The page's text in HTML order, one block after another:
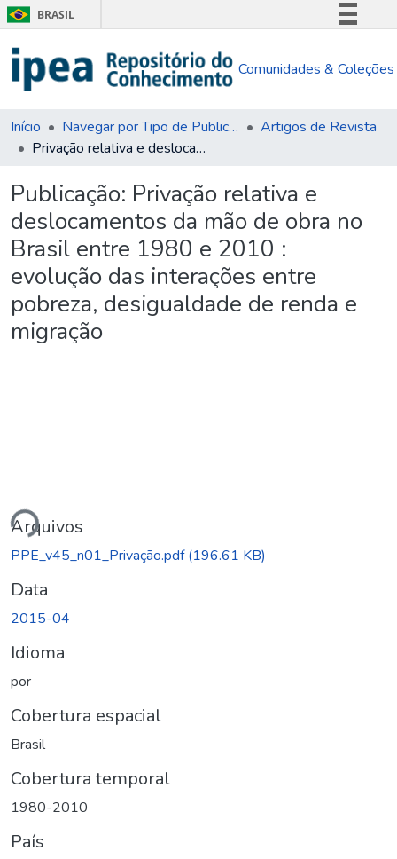
BRASIL
Comunica BR
Acesso à informação
Comunidades & Coleções
Início Navegar por Tipo de Publicação
Artigos de Revista
Privação relativa e deslocamentos da mão de obra no Brasil entre 1980 e 2010 : evolução das interações entre pobreza, desigualdade de renda e migração
Publicação: Privação relativa e
deslocamentos da mão de obra no
Brasil entre 1980 e 2010 :
evolução das interações entre
pobreza, desigualdade de renda e
migração
Arquivos
PPE_v45_n01_Privação.pdf(196.61 KB)
Data
2015-04
Idioma
por
Cobertura espacial
Brasil
Cobertura temporal
1980-2010
País